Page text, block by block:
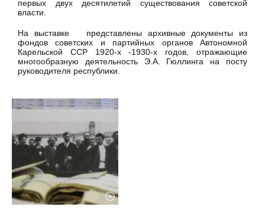
первых двух десятилетий существования советской
власти.
На выставке представлены архивные документы из
фондов советских и партийных органов Автономной
Карельской ССР 1920-х -1930-х годов, отражающие
многообразную деятельность Э.А. Гюллинга на посту
руководителя республики.